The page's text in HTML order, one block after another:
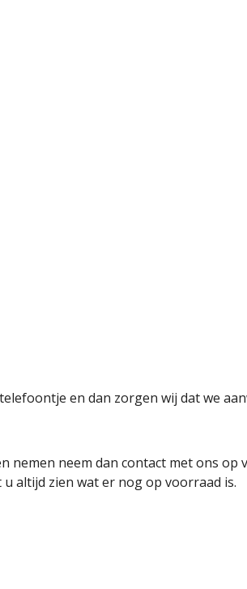
en dan zorgen wij dat we
nemen neem dan contact met ons
altijd zien wat er nog op voorraad is.